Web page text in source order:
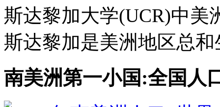
斯达黎加大学(UCR)中美
斯达黎加是美洲地区总
南美洲第一小国:全国人